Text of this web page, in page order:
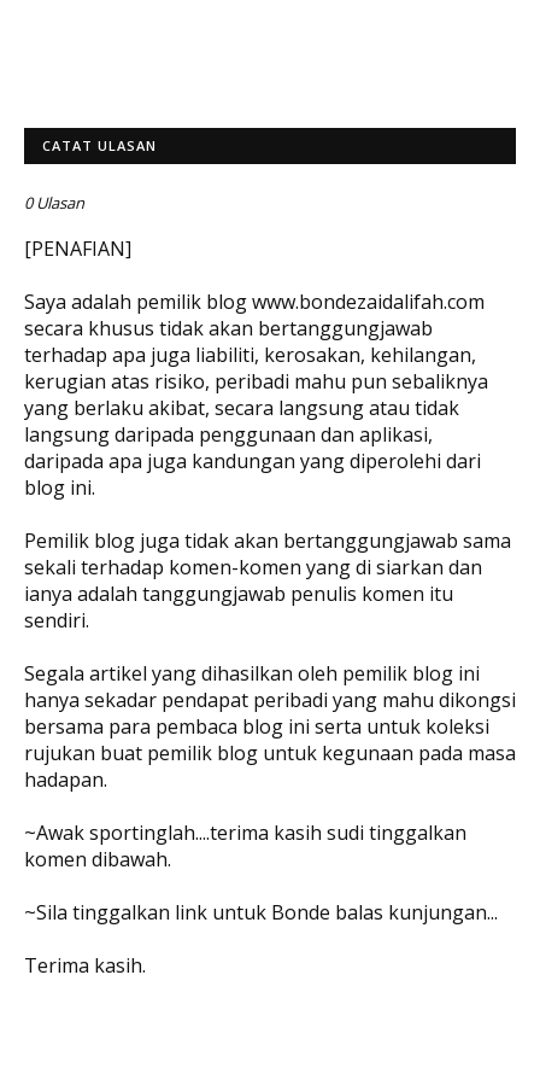
CATAT ULASAN
0 Ulasan
[PENAFIAN]
Saya adalah pemilik blog www.bondezaidalifah.com
secara khusus tidak akan bertanggungjawab
terhadap apa juga liabiliti, kerosakan, kehilangan,
kerugian atas risiko, peribadi mahu pun sebaliknya
yang berlaku akibat, secara langsung atau tidak
langsung daripada penggunaan dan aplikasi,
daripada apa juga kandungan yang diperolehi dari
blog ini.
Pemilik blog juga tidak akan bertanggungjawab sama
sekali terhadap komen-komen yang di siarkan dan
ianya adalah tanggungjawab penulis komen itu
sendiri.
Segala artikel yang dihasilkan oleh pemilik blog ini
hanya sekadar pendapat peribadi yang mahu dikongsi
bersama para pembaca blog ini serta untuk koleksi
rujukan buat pemilik blog untuk kegunaan pada masa
hadapan.
~Awak sportinglah....terima kasih sudi tinggalkan
komen dibawah.
~Sila tinggalkan link untuk Bonde balas kunjungan...
Terima kasih.